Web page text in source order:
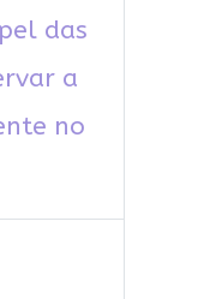
das
a
no